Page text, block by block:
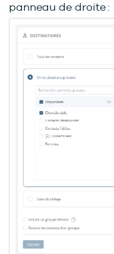
panneau de droite :